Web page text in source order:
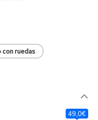
con ruedas
49,0€